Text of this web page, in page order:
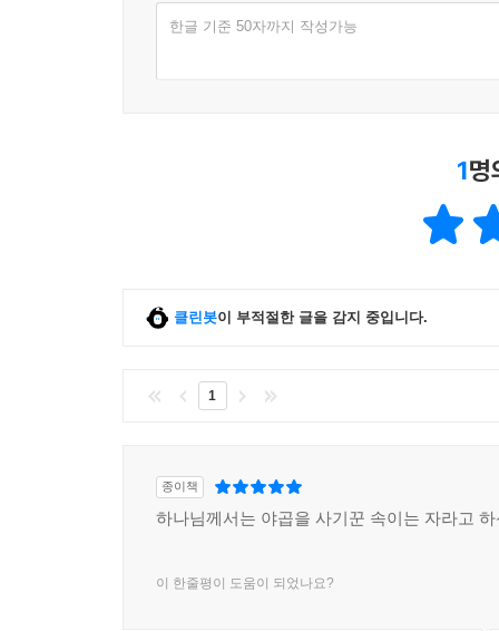
한글 기준 50자까지 작성가능
1명
클린봇이 부적절한 글을 감지 중입니다.
1
종이책
하나님께서는 야곱을 사기꾼 속이는 자라고
이 한줄평이 도움이 되었나요?